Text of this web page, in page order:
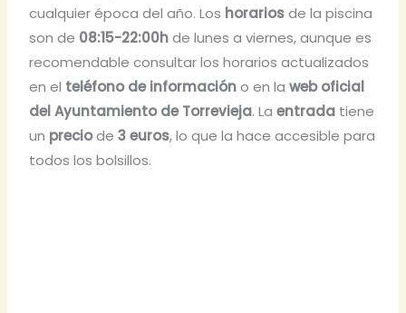
cualquier época del año. Los horariosde la piscina
son de 08:15-22:00hde lunes a viernes, aunque es
recomendable consultar los horarios actualizados
en el teléfono de informacióno en laweb oficial
del Ayuntamiento de Torrevieja. Laentrada tiene
un preciode3 euros, lo que la hace accesible para
todos los bolsillos.